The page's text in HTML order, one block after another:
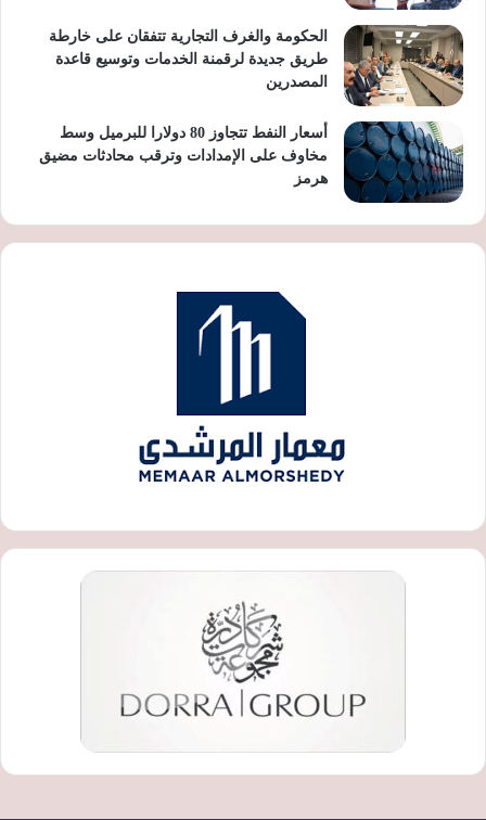
الحكومة والغرف التجارية تتفقان على خارطة
طريق جديدة لرقمنة الخدمات وتوسيع قاعدة
المصدرين
أسعار النفط تتجاوز 80 دولارا للبرميل وسط
مخاوف على الإمدادات وترقب محادثات مضيق
هرمز